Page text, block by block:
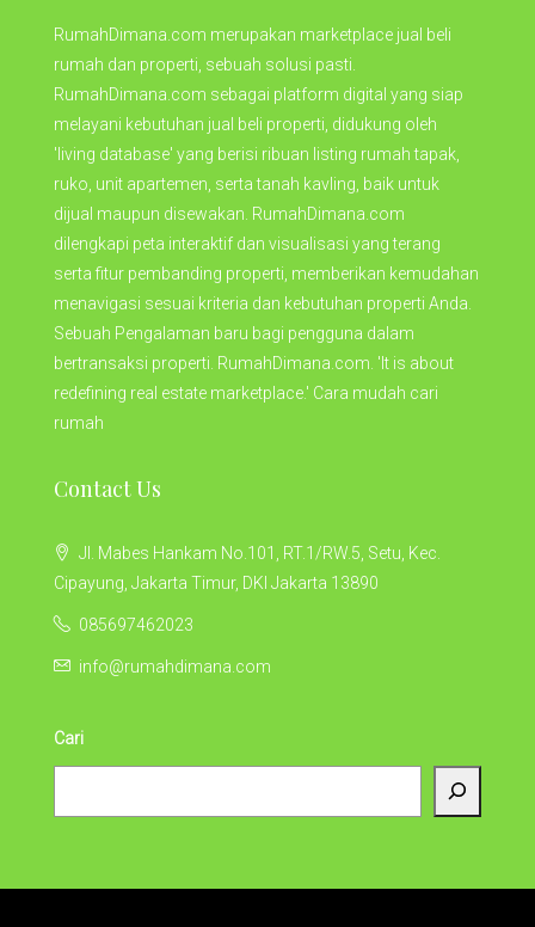
RumahDimana.com merupakan marketplace jual beli
rumah dan properti, sebuah solusi pasti.
RumahDimana.com sebagai platform digital yang siap
melayani kebutuhan jual beli properti, didukung oleh
'living database' yang berisi ribuan listing rumah tapak,
ruko, unit apartemen, serta tanah kavling, baik untuk
dijual maupun disewakan. RumahDimana.com
dilengkapi peta interaktif dan visualisasi yang terang
serta fitur pembanding properti, memberikan kemudahan
menavigasi sesuai kriteria dan kebutuhan properti Anda.
Sebuah Pengalaman baru bagi pengguna dalam
bertransaksi properti. RumahDimana.com. 'It is about
redefining real estate marketplace.' Cara mudah cari
rumah
Contact Us
Jl. Mabes Hankam No.101, RT.1/RW.5, Setu, Kec.
Cipayung, Jakarta Timur, DKI Jakarta 13890
085697462023
info@rumahdimana.com
Cari